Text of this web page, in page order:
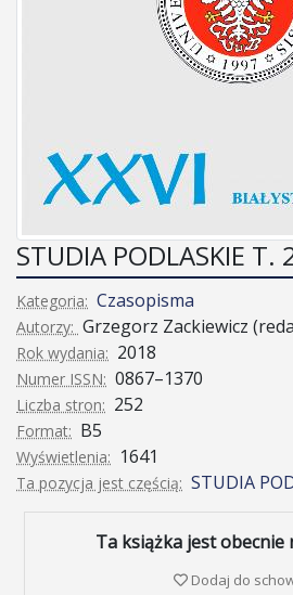
STUDIA PODLASKIE T.
Kategoria: Czasopisma
Autorzy: Grzegorz Zackiewicz
Rok wydania: 2018
Numer ISSN: 0867–1370
Liczba stron: 252
Format: B5
Wyświetlenia: 1641
Ta pozycja jest częścią: STUDIA
Ta książka jest obecnie
Dodaj do